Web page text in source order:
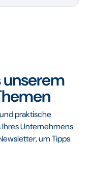
praktische
Ihres Unternehmens
um Tipps